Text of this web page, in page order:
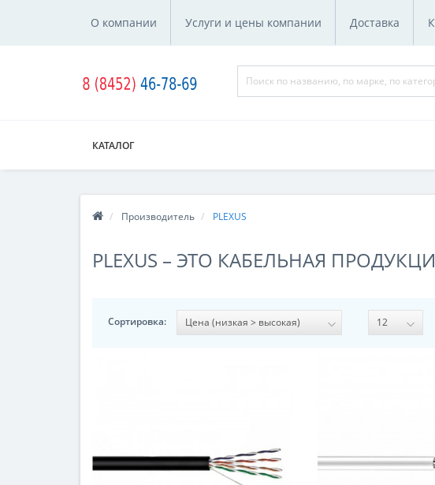
О компании Услуги и цены компании Доставка
КАТАЛОГ
Производитель PLEXUS
PLEXUS – ЭТО КАБЕЛЬНАЯ
Сортировка: